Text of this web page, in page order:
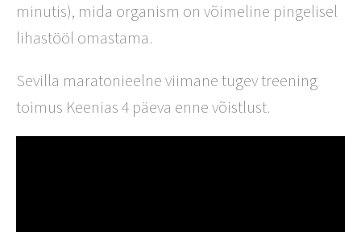
minutis), mida organism on võimeline pingelisel
lihastööl omastama.
Sevilla maratonieelne viimane tugev treening
toimus Keenias 4 päeva enne võistlust.